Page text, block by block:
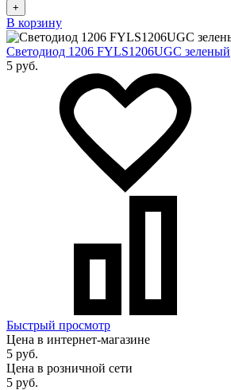
+
В корзину
Светодиод 1206 FYLS1206UGC зеленый
5 руб.
Быстрый просмотр
Цена в интернет-магазине
5 руб.
Цена в розничной сети
5 руб.